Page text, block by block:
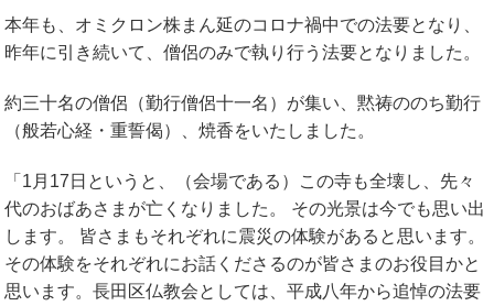
本年も、オミクロン株まん延のコロナ禍中での法要となり、
昨年に引き続いて、僧侶のみで執り行う法要となりました。
約三十名の僧侶（勤行僧侶十一名）が集い、黙祷ののち勤行
（般若心経・重誓偈）、焼香をいたしました。
「1月17日というと、（会場である）この寺も全壊し、先々
代のおばあさまが亡くなりました。 その光景は今でも思い出
します。 皆さまもそれぞれに震災の体験があると思います。
その体験をそれぞれにお話くださるのが皆さまのお役目かと
思います。長田区仏教会としては、平成八年から追悼の法要